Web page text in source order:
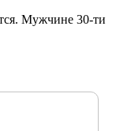
Мужчине 30-ти